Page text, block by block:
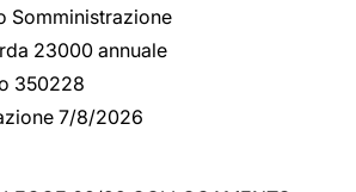
Somministrazione
23000 annuale
350228
7/8/2026